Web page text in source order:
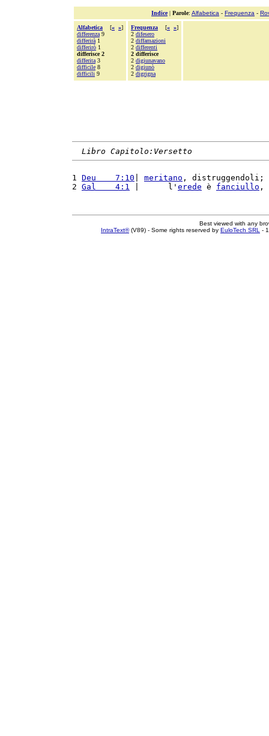
Indice| Parole: Alfabetica - Frequenza -
Alfabetica [« »]
differenza 9
differirà 1
differirò 1
differisce 2
differita 3
difficile 8
difficili 9
Frequenza [« »]
2 difesero
2 diffamazioni
2 differenti
2 differisce
2 digiunavano
2 digiunò
2 digrigna
Libro Capitolo:Versetto
1 Deu    7:10 meritano , distruggendoli;
2 Gal    4:1 |      l' erede è fanciullo ,
Best viewed with any
IntraText®(V89) - Some rights reserved by EuloTech SRL -